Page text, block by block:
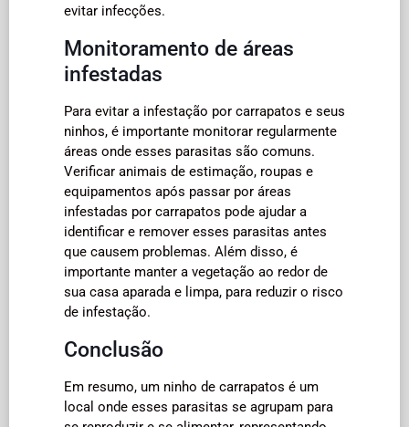
evitar infecções.
Monitoramento de áreas
infestadas
Para evitar a infestação por carrapatos e seus
ninhos, é importante monitorar regularmente
áreas onde esses parasitas são comuns.
Verificar animais de estimação, roupas e
equipamentos após passar por áreas
infestadas por carrapatos pode ajudar a
identificar e remover esses parasitas antes
que causem problemas. Além disso, é
importante manter a vegetação ao redor de
sua casa aparada e limpa, para reduzir o risco
de infestação.
Conclusão
Em resumo, um ninho de carrapatos é um
local onde esses parasitas se agrupam para